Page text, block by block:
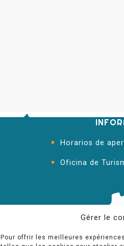
Gérer le
Pour offrir les meilleures
Horarios de
Oficina de